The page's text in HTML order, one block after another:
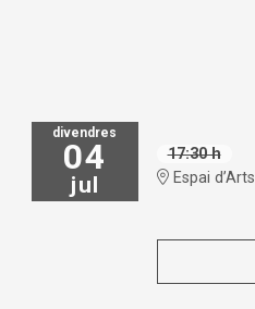
divendres
04
jul
17:30 h
Espai d’Arts